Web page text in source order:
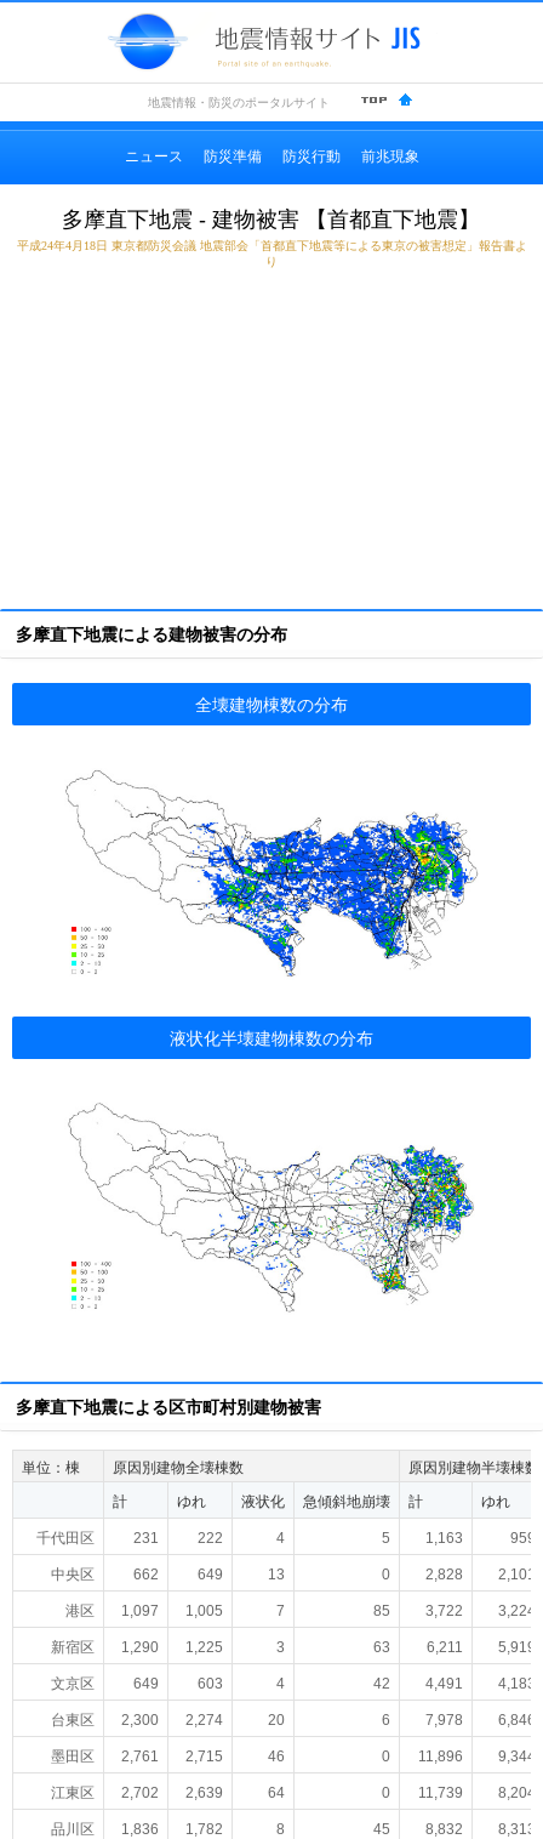
地震情報・防災のポータルサイト
ニュース 防災準備 防災行動 前兆現象
多摩直下地震 - 建物被害 【首都直下地震】
平成24年4月18日 東京都防災会議 地震部会「首都直下地震等による東京の被害想定」報告書よ
り
多摩直下地震による建物被害の分布
全壊建物棟数の分布
液状化半壊建物棟数の分布
多摩直下地震による区市町村別建物被害
単位：棟 原因別建物全壊棟数
原因別建物半壊棟数
計
ゆれ 液状化 急傾斜地崩壊 計 ゆれ
千代田区 231 222 4 5 1,163 959
中央区 662 649 13 0 2,828 2,101
港区 1,097 1,005 7 85 3,722 3,224
新宿区 1,290 1,225 3 63 6,211 5,919
文京区 649 603 4 42 4,491 4,183
台東区 2,300 2,274 20 6 7,978 6,846
墨田区 2,761 2,715 46 0 11,896 9,344
江東区 2,702 2,639 64 0 11,739 8,204
品川区 1,836 1,782 8 45 8,832 8,313